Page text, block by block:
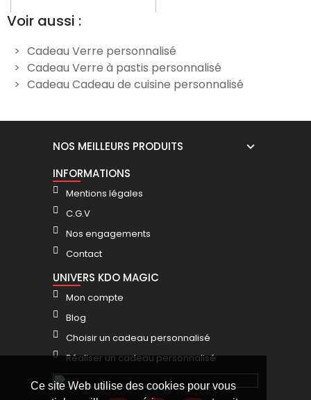
Ce site Web utilise des cookies pour vous
Verre personnalisé avec
prénom pastis - "Marseille"
Verre à Ricard
personnalisable "Pêcheur"
Voir aussi :
Cadeau Verre personnalisé
Cadeau Verre à pastis personnalisé
Cadeau Cadeau de cuisine personnalisé
NOS MEILLEURS PRODUITS
INFORMATIONS
Mentions légales
C.G.V
Nos engagements
Contact
UNIVERS KDO MAGIC
Mon compte
Blog
Choisir un cadeau personnalisé
Réaliser un cadeau personnalisé